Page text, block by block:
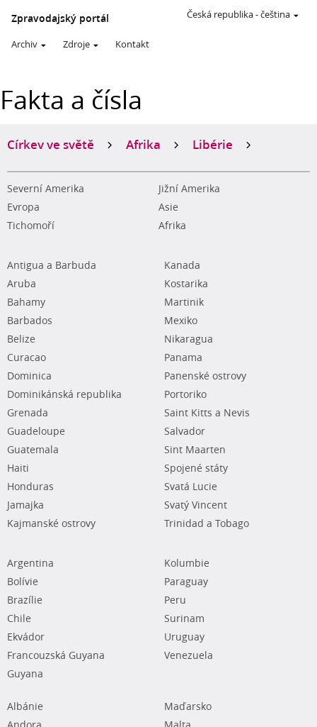
Zpravodajský portál
Archiv Zdroje Kontakt
Česká republika-čeština
Fakta a čísla
Církev ve světě Afrika Libérie
Severní Amerika
Jižní Amerika
Evropa
Asie
Tichomoří
Afrika
Antigua a Barbuda
Aruba
Bahamy
Barbados
Belize
Curacao
Dominica
Dominikánská republika
Grenada
Guadeloupe
Guatemala
Haiti
Honduras
Jamajka
Kajmanské ostrovy
Kanada
Kostarika
Martinik
Mexiko
Nikaragua
Panama
Panenské ostrovy
Portoriko
Saint Kitts a Nevis
Salvador
Sint Maarten
Spojené státy
Svatá Lucie
Svatý Vincent
Trinidad a Tobago
Argentina
Bolívie
Brazílie
Chile
Ekvádor
Francouzská Guyana
Guyana
Kolumbie
Paraguay
Peru
Surinam
Uruguay
Venezuela
Albánie
Maďarsko